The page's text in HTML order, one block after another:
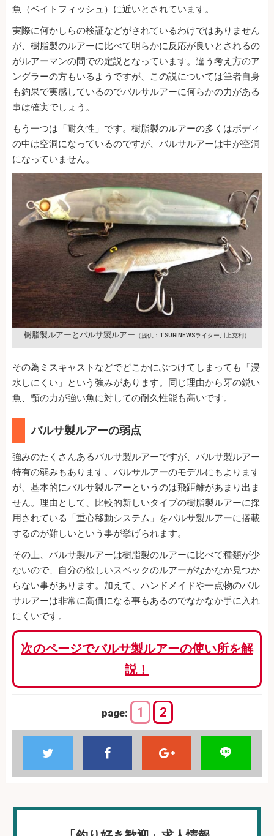
魚（ベイトフィッシュ）に近いとされています。
実際に何かしらの検証などがされているわけではありません
が、樹脂製のルアーに比べて明らかに反応が良いとされるの
がルアーマンの間での定説となっています。違う考え方のア
ングラーの方もいるようですが、この説については筆者自身
も釣果で実感しているのでバルサルアーに何らかの力がある
事は確実でしょう。
もう一つは「耐久性」です。樹脂製のルアーの多くはボディ
の中は空洞になっているのですが、バルサルアーは中が空洞
になっていません。
樹脂製ルアーとバルサ製ルアー （提供：TSURINEWSライター川上克利）
その為ミスキャストなどでどこかにぶつけてしまっても「浸
水しにくい」という強みがあります。同じ理由から牙の鋭い
魚、顎の力が強い魚に対しての耐久性能も高いです。
バルサ製ルアーの弱点
強みのたくさんあるバルサ製ルアーですが、バルサ製ルアー
特有の弱みもあります。バルサルアーのモデルにもよります
が、基本的にバルサ製ルアーというのは飛距離があまり出ま
せん。理由として、比較的新しいタイプの樹脂製ルアーに採
用されている「重心移動システム」をバルサ製ルアーに搭載
するのが難しいという事が挙げられます。
その上、バルサ製ルアーは樹脂製のルアーに比べて種類が少
ないので、自分の欲しいスペックのルアーがなかなか見つか
らない事があります。加えて、ハンドメイドや一点物のバル
サルアーは非常に高価になる事もあるのでなかなか手に入れ
にくいです。
次のページでバルサ製ルアーの使い所を解
説！
page: 1 2